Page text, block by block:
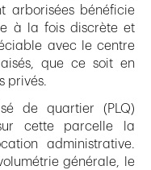
arborisées bénéficie
à la fois discrète et
avec le centre
que ce soit en
privés.
de quartier (PLQ)
cette parcelle la
administrative.
générale, le